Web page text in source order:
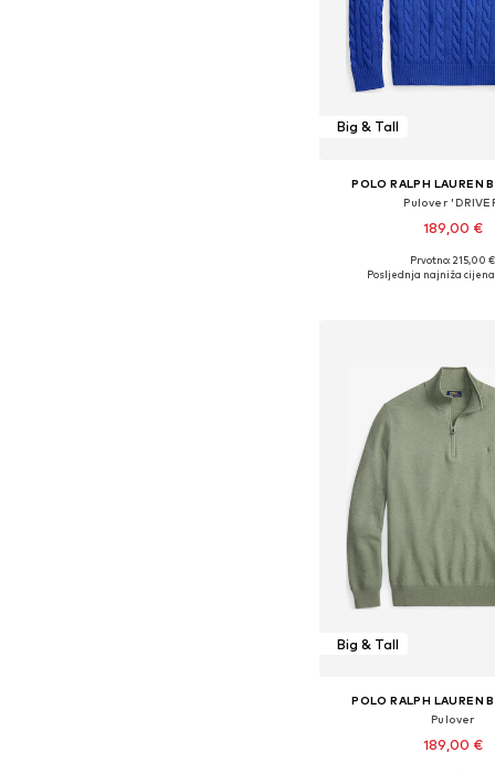
Big & Tall
POLO RALPH LAUREN
Pulover
189,00 €
+1
Dostupne veličine: XXXL,
Prvotno: 215,00 €
Posljednja najniža cijena:
Big & Tall
POLO RALPH LAUREN
Pulover
189,00 €